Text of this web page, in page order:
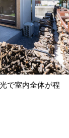
で室内全体が程